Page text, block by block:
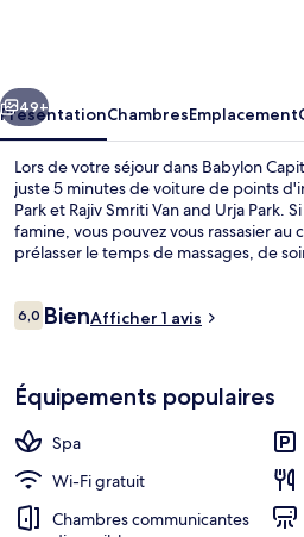
Suivant
49+
PrésentationChambresEmplacement
Lors de votre séjour dans Babylon
juste 5 minutes de voiture de points
Park et Rajiv Smriti Van and Urja Park.
famine, vous pouvez vous rassasier au
prélasser le temps de massages, de
et une terrasse.
Avis
voyageurs
6,06,0 sur 10
BienAfficher 1 avis
Équipements populaires
Spa
Wi-Fi gratuit
Chambres communicantes